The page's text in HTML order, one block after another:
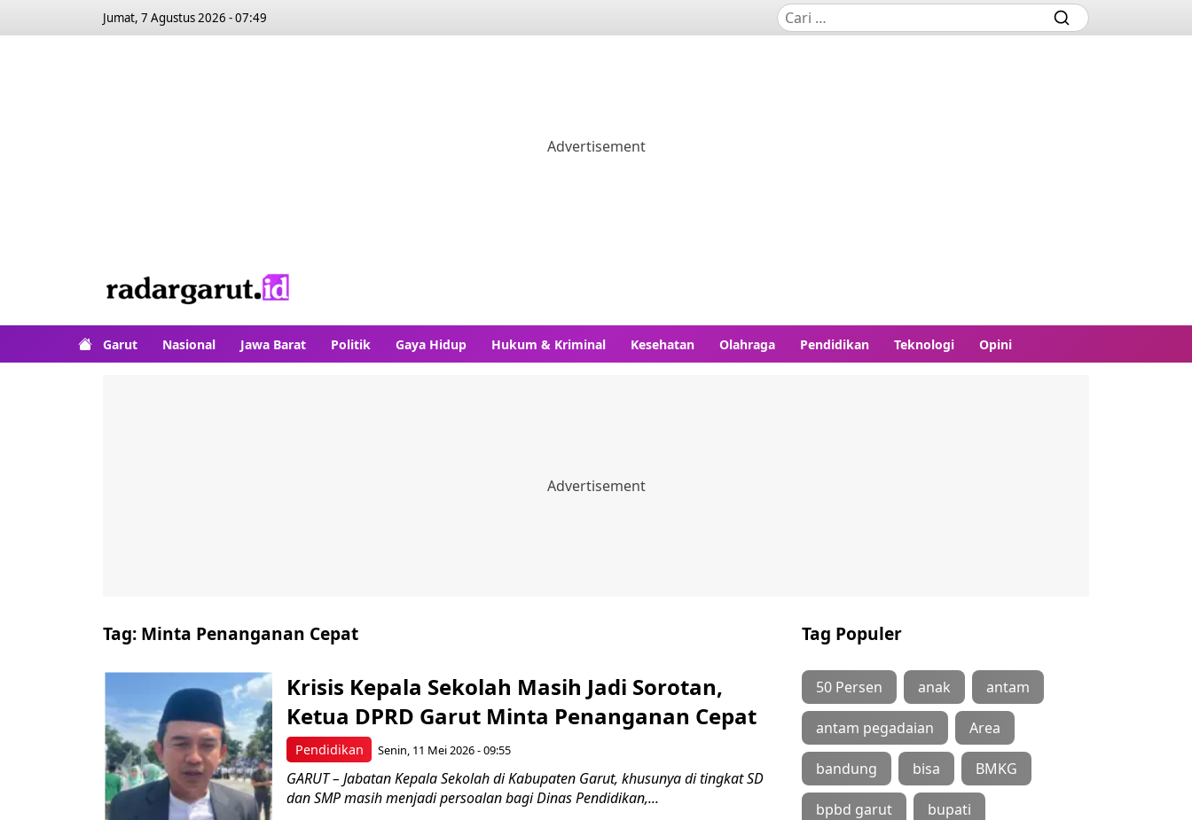
Jumat, 7 Agustus 2026 - 07:49
Garut Nasional Jawa Barat Politik Gaya Hidup Hukum & Kriminal Kesehatan Olahraga Pendidikan Teknologi Opini
Tag: Minta Penanganan Cepat
Pendidikan
Krisis Kepala Sekolah Masih Jadi Sorotan,
Ketua DPRD Garut Minta Penanganan Cepat
Senin, 11 Mei 2026 - 09:55
GARUT – Jabatan Kepala Sekolah di Kabupaten Garut, khusunya di tingkat SD
dan SMP masih menjadi persoalan bagi Dinas Pendidikan,...
Tag Populer
50 Persen anak antam
antam pegadaian Area
bandung bisa BMKG
bpbd garut bupati